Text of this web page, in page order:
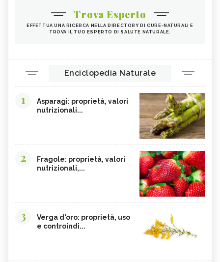
Trova Esperto
EFFETTUA UNA RICERCA NELLA DIRECTORY DI CURE-NATURALI E
TROVA IL TUO ESPERTO DI SALUTE NATURALE.
Enciclopedia Naturale
1
Asparagi: proprietà, valori
nutrizionali...
2
Fragole: proprietà, valori
nutrizionali,...
3
Verga d'oro: proprietà, uso
e controindi...